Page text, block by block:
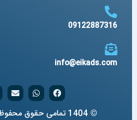
09122887316
info@eikads.com
© 1404 تمامی حقوق محفوظ است | ایکادز